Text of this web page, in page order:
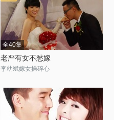
全40集
老严有女不愁嫁
李幼斌嫁女操碎心